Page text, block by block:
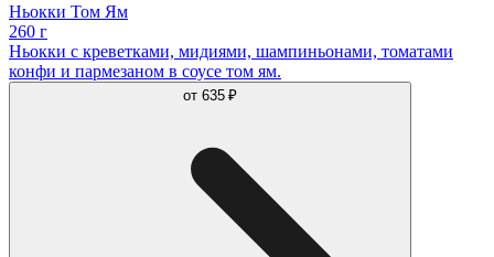
Ньокки Том Ям
260 г
Ньокки с креветками, мидиями, шампиньонами, томатами
конфи и пармезаном в соусе том ям.
от 635 ₽